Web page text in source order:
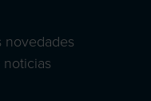
novedades